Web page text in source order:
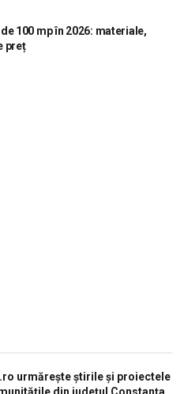
100 mp în 2026: materiale,
preț
urmărește știrile și proiectele
din județul Constanța